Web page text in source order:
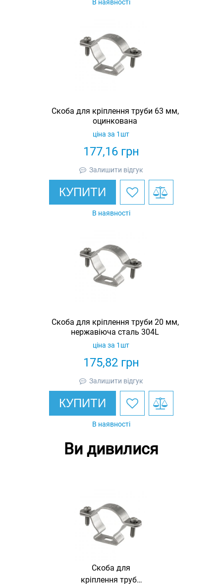
В наявності
Скоба для кріплення труби 63 мм,
оцинкована
177,16грн
ціна за 1шт
Залишити відгук
КУПИТИ
В наявності
Скоба для кріплення труби 20 мм,
нержавіюча сталь 304L
175,82грн
ціна за 1шт
Залишити відгук
КУПИТИ
В наявності
Ви дивилися
Скоба для
кріплення труби